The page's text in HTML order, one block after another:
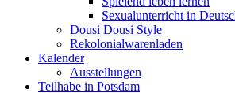
Sexualunterricht in
Dousi Dousi Style
Rekolonialwarenladen
Kalender
Ausstellungen
Teilhabe in Potsdam